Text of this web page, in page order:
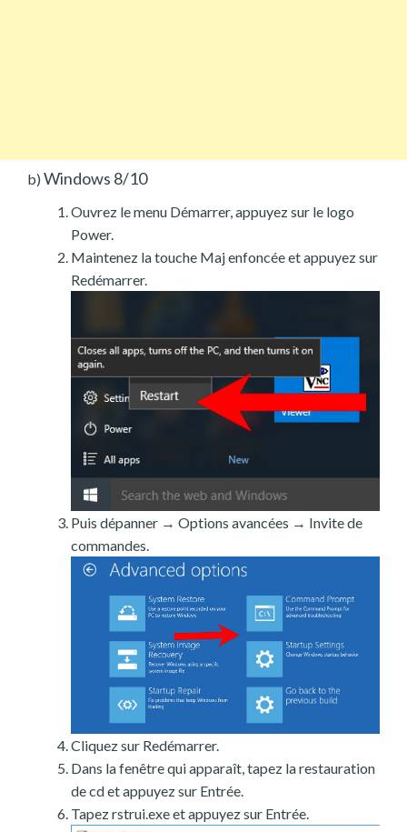
b) Windows 8/10
Ouvrez le menu Démarrer, appuyez sur le logo
Power.
Maintenez la touche Maj enfoncée et appuyez sur
Redémarrer.
Puis dépanner → Options avancées → Invite de
commandes.
Cliquez sur Redémarrer.
Dans la fenêtre qui apparaît, tapez la restauration
de cd et appuyez sur Entrée.
Tapez rstrui.exe et appuyez sur Entrée.